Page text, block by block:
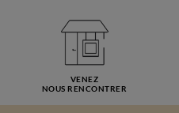
VENEZ
NOUS RENCONTRER